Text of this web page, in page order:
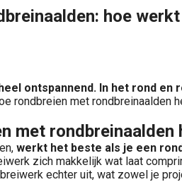
hoe
ontspannend. In het rond en
rondbreien met rondbreinaalden
met rondbreinaalden
werkt het beste als je een
zich makkelijk wat laat
echter uit, wat zowel je